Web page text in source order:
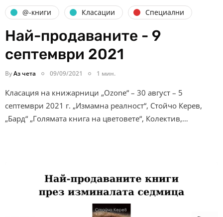
@-книги Класации Специални
Най-продаваните - 9
септември 2021
ByАз чета 09/09/2021 1 мин.
Класация на книжарници „Ozone“ – 30 август – 5
септември 2021 г. „Измамна реалност“, Стойчо Керев,
„Бард“ „Голямата книга на цветовете“, Колектив,…